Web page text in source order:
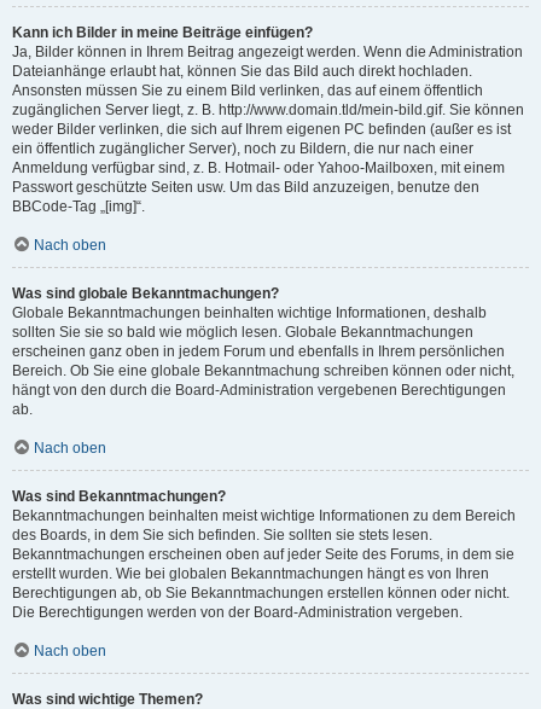
Kann ich Bilder in meine Beiträge einfügen?
Ja, Bilder können in Ihrem Beitrag angezeigt werden. Wenn die Administration
Dateianhänge erlaubt hat, können Sie das Bild auch direkt hochladen.
Ansonsten müssen Sie zu einem Bild verlinken, das auf einem öffentlich
zugänglichen Server liegt, z. B. http://www.domain.tld/mein-bild.gif. Sie können
weder Bilder verlinken, die sich auf Ihrem eigenen PC befinden (außer es ist
ein öffentlich zugänglicher Server), noch zu Bildern, die nur nach einer
Anmeldung verfügbar sind, z. B. Hotmail- oder Yahoo-Mailboxen, mit einem
Passwort geschützte Seiten usw. Um das Bild anzuzeigen, benutze den
BBCode-Tag „[img]“.
Nach oben
Was sind globale Bekanntmachungen?
Globale Bekanntmachungen beinhalten wichtige Informationen, deshalb
sollten Sie sie so bald wie möglich lesen. Globale Bekanntmachungen
erscheinen ganz oben in jedem Forum und ebenfalls in Ihrem persönlichen
Bereich. Ob Sie eine globale Bekanntmachung schreiben können oder nicht,
hängt von den durch die Board-Administration vergebenen Berechtigungen
ab.
Nach oben
Was sind Bekanntmachungen?
Bekanntmachungen beinhalten meist wichtige Informationen zu dem Bereich
des Boards, in dem Sie sich befinden. Sie sollten sie stets lesen.
Bekanntmachungen erscheinen oben auf jeder Seite des Forums, in dem sie
erstellt wurden. Wie bei globalen Bekanntmachungen hängt es von Ihren
Berechtigungen ab, ob Sie Bekanntmachungen erstellen können oder nicht.
Die Berechtigungen werden von der Board-Administration vergeben.
Nach oben
Was sind wichtige Themen?